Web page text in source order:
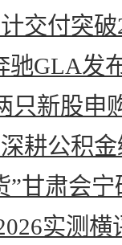
交付突破
驰GLA发
只新股申
耕公积
”甘肃会
实测